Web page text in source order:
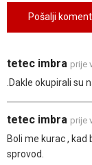
Pošalji
tetec imbra prije
.Dakle okupirali su
tetec imbra prije
Boli me kurac , kad
sprovod.